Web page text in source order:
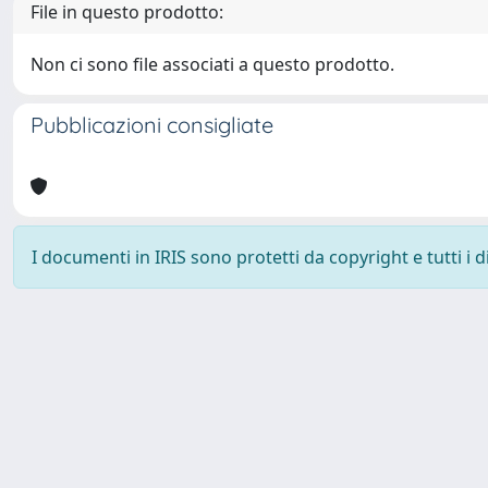
File in questo prodotto:
Non ci sono file associati a questo prodotto.
Pubblicazioni consigliate
I documenti in IRIS sono protetti da copyright e tutti i